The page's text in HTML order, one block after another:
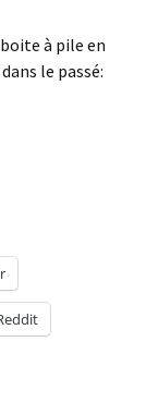
à pile en
le passé: